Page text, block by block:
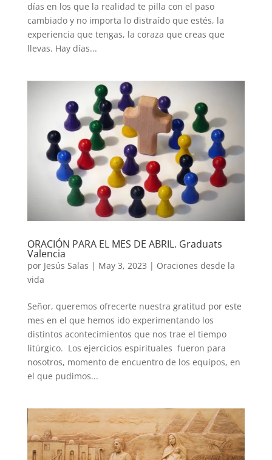
días en los que la realidad te pilla con el paso
cambiado y no importa lo distraído que estés, la
experiencia que tengas, la coraza que creas que
llevas. Hay días...
ORACIÓN PARA EL MES DE ABRIL. Graduats
Valencia
por Jesús Salas | May 3, 2023 | Oraciones desde la
vida
Señor, queremos ofrecerte nuestra gratitud por este
mes en el que hemos ido experimentando los
distintos acontecimientos que nos trae el tiempo
litúrgico. Los ejercicios espirituales fueron para
nosotros, momento de encuentro de los equipos, en
el que pudimos...